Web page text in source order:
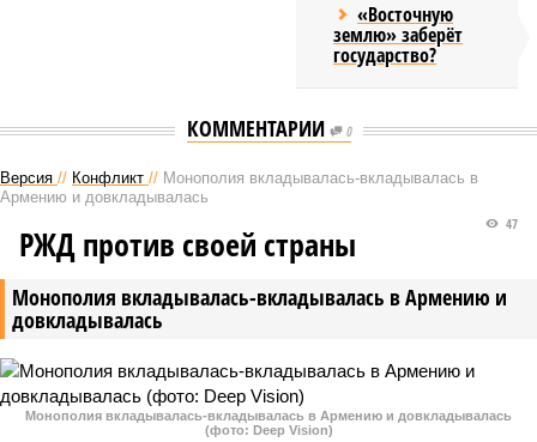
«Восточную
землю» заберёт
государство?
КОММЕНТАРИИ 0
Версия // Конфликт // Монополия вкладывалась-вкладывалась в
Армению и довкладывалась
Монополия вкладывалась-вкладывалась в Армению и
довкладывалась
47
РЖД против своей страны
Монополия вкладывалась-вкладывалась в Армению и довкладывалась
(фото: Deep Vision)